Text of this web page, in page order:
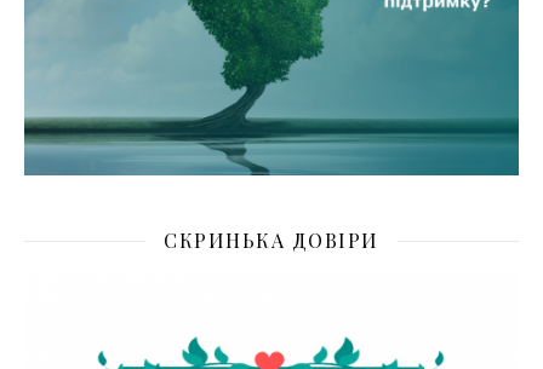
СКРИНЬКА ДОВІРИ